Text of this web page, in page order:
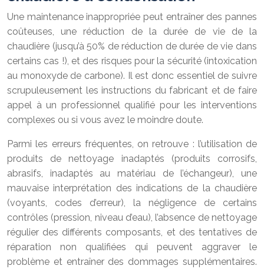
Une maintenance inappropriée peut entraîner des pannes
coûteuses, une réduction de la durée de vie de la
chaudière (jusqu’à 50% de réduction de durée de vie dans
certains cas !), et des risques pour la sécurité (intoxication
au monoxyde de carbone). Il est donc essentiel de suivre
scrupuleusement les instructions du fabricant et de faire
appel à un professionnel qualifié pour les interventions
complexes ou si vous avez le moindre doute.
Parmi les erreurs fréquentes, on retrouve : l’utilisation de
produits de nettoyage inadaptés (produits corrosifs,
abrasifs, inadaptés au matériau de l’échangeur), une
mauvaise interprétation des indications de la chaudière
(voyants, codes d’erreur), la négligence de certains
contrôles (pression, niveau d’eau), l’absence de nettoyage
régulier des différents composants, et des tentatives de
réparation non qualifiées qui peuvent aggraver le
problème et entraîner des dommages supplémentaires.